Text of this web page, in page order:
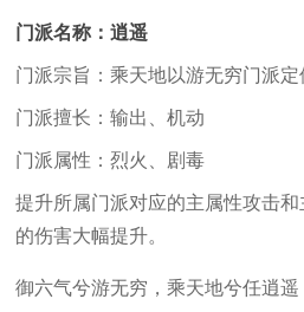
门派名称：逍遥
门派宗旨：乘天地以游无穷门派
门派擅长：输出、机动
门派属性：烈火、剧毒
提升所属门派对应的主属性攻击
的伤害大幅提升。
御六气兮游无穷，乘天地兮任逍遥